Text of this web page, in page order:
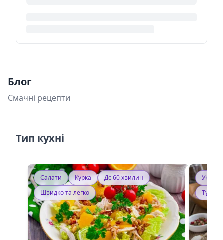
Блог
Смачні рецепти
Тип кухні
Салати Курка
До 60 хвилин
Швидко та легко